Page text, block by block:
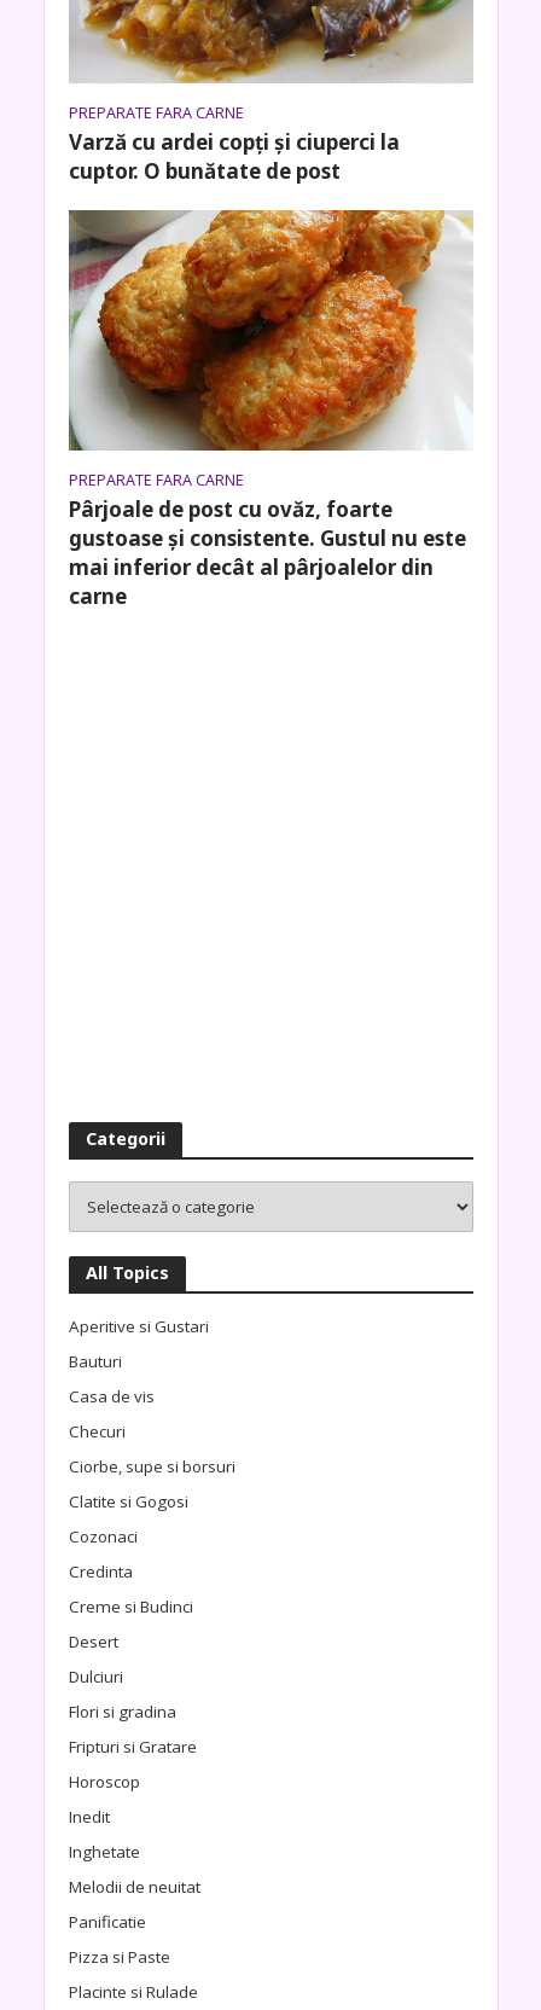
PREPARATE FARA CARNE
Varză cu ardei copţi şi ciuperci la
cuptor. O bunătate de post
PREPARATE FARA CARNE
Pârjoale de post cu ovăz, foarte
gustoase și consistente. Gustul nu este
mai inferior decât al pârjoalelor din
carne
Categorii
All Topics
Aperitive si Gustari
Bauturi
Casa de vis
Checuri
Ciorbe, supe si borsuri
Clatite si Gogosi
Cozonaci
Credinta
Creme si Budinci
Desert
Dulciuri
Flori si gradina
Fripturi si Gratare
Horoscop
Inedit
Inghetate
Melodii de neuitat
Panificatie
Pizza si Paste
Placinte si Rulade